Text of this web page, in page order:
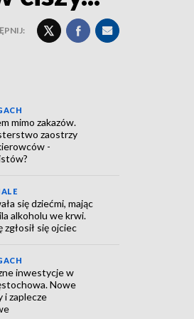
mimo zakazów.
zaostrzy
-
się dziećmi, mając
alkoholu we krwi.
zgłosił się ojciec
inwestycje w
Nowe
i zaplecze